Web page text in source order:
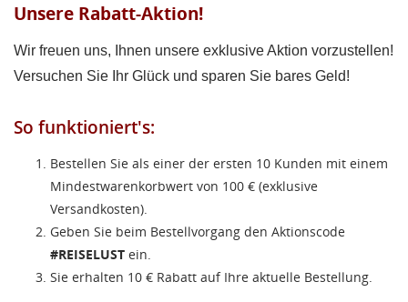
Unsere Rabatt-Aktion!
Wir freuen uns, Ihnen unsere exklusive Aktion vorzustellen!
Versuchen Sie Ihr Glück und sparen Sie bares Geld!
So funktioniert's:
Bestellen Sie als einer der ersten 10 Kunden mit einem
Mindestwarenkorbwert von 100 € (exklusive
Versandkosten).
Geben Sie beim Bestellvorgang den Aktionscode
#REISELUST ein.
Sie erhalten 10 € Rabatt auf Ihre aktuelle Bestellung.